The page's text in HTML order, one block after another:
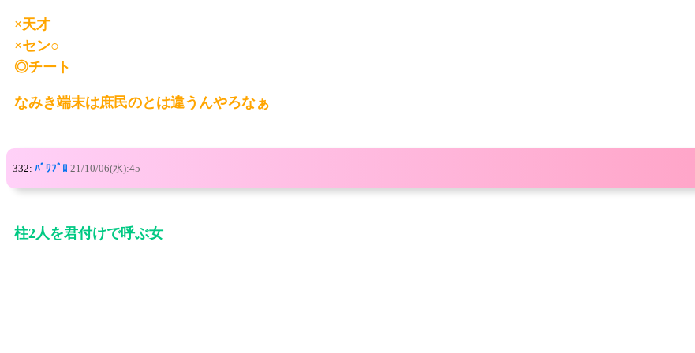
×天才
×セン○
◎チート
なみき端末は庶民のとは違うんやろなぁ
332: ﾊﾟﾜﾌﾟﾛ 21/10/06(水):45
柱2人を君付けで呼ぶ女